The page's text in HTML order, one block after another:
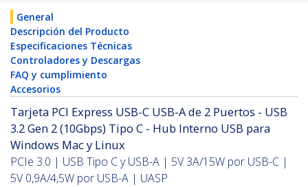
General
Descripción del Producto
Especificaciones Técnicas
Controladores y Descargas
FAQ y cumplimiento
Accesorios
Tarjeta PCI Express USB-C USB-A de 2 Puertos - USB
3.2 Gen 2 (10Gbps) Tipo C - Hub Interno USB para
Windows Mac y Linux
PCIe 3.0 | USB Tipo C y USB-A | 5V 3A/15W por USB-C |
5V 0,9A/4,5W por USB-A | UASP